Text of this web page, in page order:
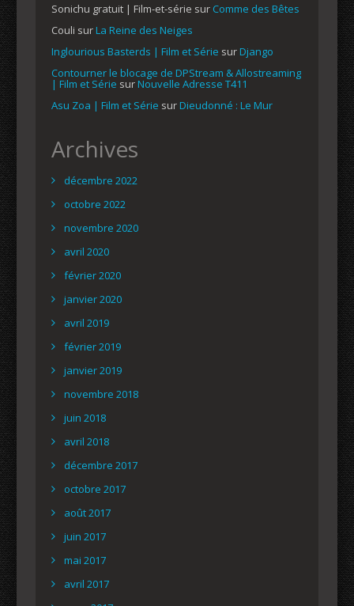
Sonichu gratuit | Film-et-série sur Comme des Bêtes
Couli surLa Reine des Neiges
Inglourious Basterds | Film et Série surDjango
Contourner le blocage de DPStream & Allostreaming
| Film et Série surNouvelle Adresse T411
Asu Zoa | Film et Série surDieudonné : Le Mur
Archives
décembre 2022
octobre 2022
novembre 2020
avril 2020
février 2020
janvier 2020
avril 2019
février 2019
janvier 2019
novembre 2018
juin 2018
avril 2018
décembre 2017
octobre 2017
août 2017
juin 2017
mai 2017
avril 2017